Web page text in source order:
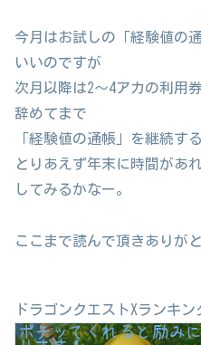
今月はお試しの「経験値の
いいのですが
次月以降は2～4アカの利用
辞めてまで
「経験値の通帳」を継続す
とりあえず年末に時間があ
してみるかなー。
ここまで読んで頂きありが
ドラゴンクエストXランキン